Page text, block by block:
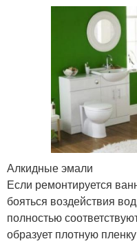
Алкидные эмали
Если ремонтируется
бояться воздействия
полностью
образует плотную